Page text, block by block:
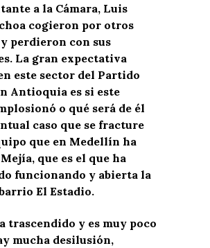
a la Cámara, Luis
cogieron por otros
perdieron con sus
La gran expectativa
este sector del Partido
Antioquia es si este
o qué será de él
caso que se fracture
que en Medellín ha
que es el que ha
funcionando y abierta la
El Estadio.
trascendido y es muy poco
mucha desilusión,